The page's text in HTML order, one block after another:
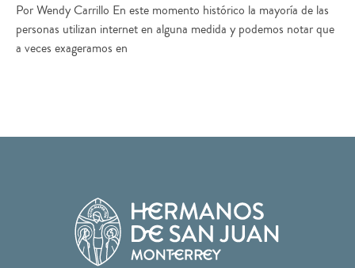
Por Wendy Carrillo En este momento histórico la mayoría de las
personas utilizan internet en alguna medida y podemos notar que
a veces exageramos en